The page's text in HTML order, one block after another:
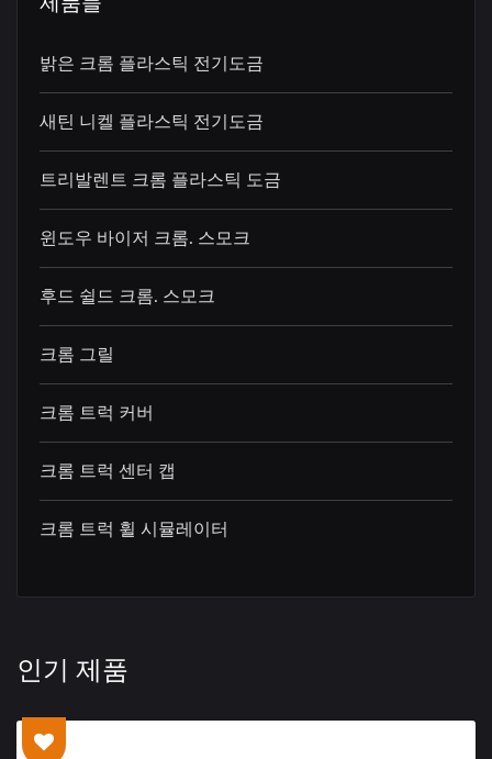
밝은 크롬 플라스틱 전기도금
새틴 니켈 플라스틱 전기도금
트리발렌트 크롬 플라스틱 도금
윈도우 바이저 크롬. 스모크
후드 쉴드 크롬. 스모크
크롬 그릴
크롬 트럭 커버
크롬 트럭 센터 캡
크롬 트럭 휠 시뮬레이터
인기 제품